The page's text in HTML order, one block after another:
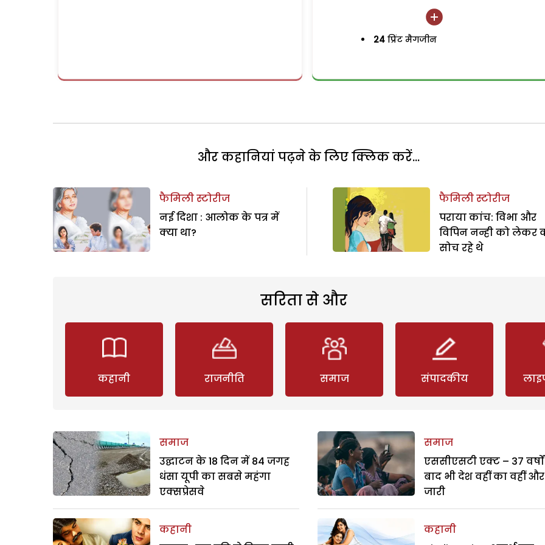
24 प्रिंट मैगजीन
और कहानियां पढ़ने के लिए क्लिक करें...
फैमिली स्टोरीज
नई दिशा : आलोक के पत्र में
क्या था?
फैमिली स्टोरीज
पराया कांच: विभा और
विपिन नन्ही को लेकर
सोच रहे थे
सरिता से और
कहानी राजनीति समाज संपादकीय
समाज
उद्घाटन के 18 दिन में 84 जगह
धंसा यूपी का सबसे महंगा
एक्सप्रेसवे
कहानी
समाज
एससीएसटी एक्ट – 37 वर्षों
बाद भी देश वहीं का वहीं
जारी
कहानी